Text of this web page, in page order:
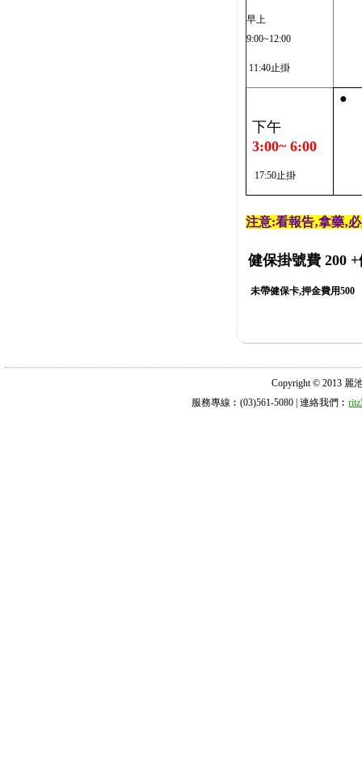
早上
9:00~12:00
11:40止掛
下午
3:00~ 6:00
17:50止掛
●
注意:看報告‚拿藥‚
健保掛號費 200 +
未帶健保卡,押金費用500
Copyright © 2013 麗
服務專線︰(03)561-5080 | 連絡我們︰